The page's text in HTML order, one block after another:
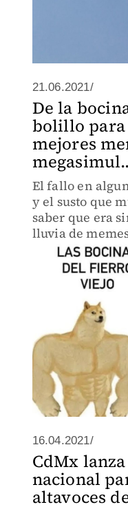
21.06.2021/
De la
bolillo para
mejores
El fallo en
y el susto que
saber que era
lluvia de
16.04.2021/
CdMx
nacional
altavoces